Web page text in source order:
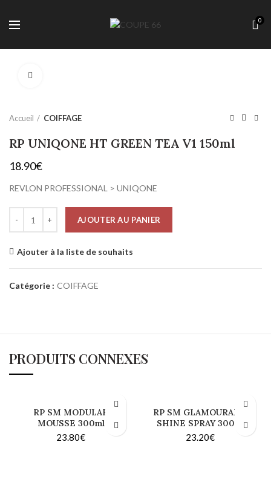
0
Accueil COIFFAGE
RP UNIQONE HT GREEN TEA V1 150ml
18.90€
REVLON PROFESSIONAL > UNIQONE
AJOUTER AU PANIER
Ajouter à la liste de souhaits
Catégorie : COIFFAGE
PRODUITS CONNEXES
RP SM MODULAR
MOUSSE 300ml
23.80€
RP SM GLAMOURAMA
SHINE SPRAY 300ml
23.20€